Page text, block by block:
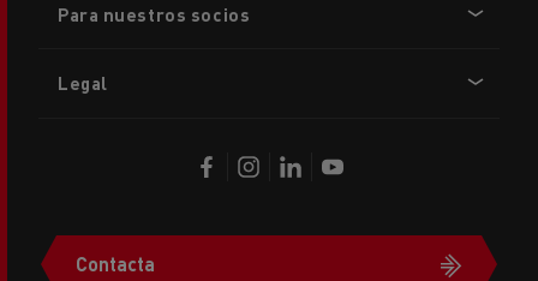
Para nuestros socios
Legal
Contacta